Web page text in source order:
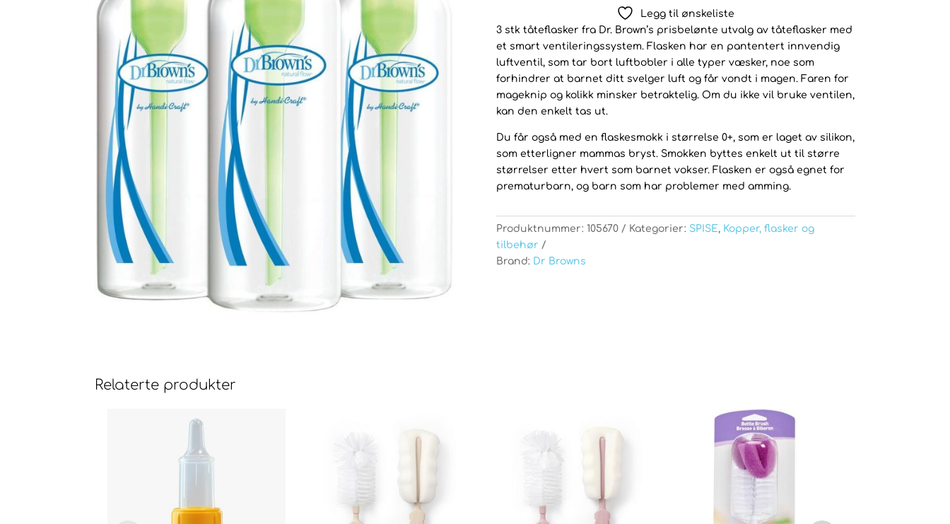
250ML
antall
Legg til ønskeliste
3 stk tåteflasker fra Dr. Brown’s prisbelønte utvalg av tåteflasker med
et smart ventileringssystem. Flasken har en pantentert innvendig
luftventil, som tar bort luftbobler i alle typer væsker, noe som
forhindrer at barnet ditt svelger luft og får vondt i magen. Faren for
mageknip og kolikk minsker betraktelig. Om du ikke vil bruke ventilen,
kan den enkelt tas ut.
Du får også med en flaskesmokk i størrelse 0+, som er laget av silikon,
som etterligner mammas bryst. Smokken byttes enkelt ut til større
størrelser etter hvert som barnet vokser. Flasken er også egnet for
prematurbarn, og barn som har problemer med amming.
Produktnummer: 105670 Kategorier: SPISE, Kopper, flasker og
tilbehør
Brand: Dr Browns
Relaterte produkter